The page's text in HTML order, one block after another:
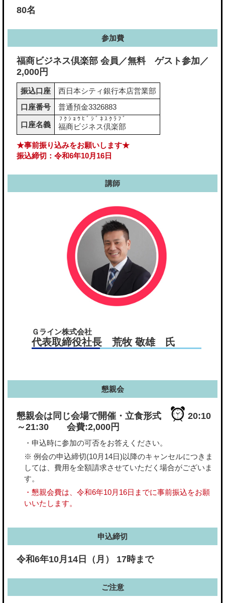
80名
参加費
福商ビジネス倶楽部 会員／無料 ゲスト参加／
2,000円
振込口座
西日本シティ銀行本店営業部
口座番号
普通預金3326883
口座名義 福商ビジネス倶楽部
ﾌｸｼｮｳﾋﾞｼﾞﾈｽｸﾗﾌﾞ
★事前振り込みをお願いします★
振込締切：令和6年10月16日
講師
Ｇライン株式会社
代表取締役社長 荒牧 敬雄 氏
懇親会
懇親会は同じ会場で開催・立食形式
20:10
～21:30 会費:2,000円
・申込時に参加の可否をお答えください。
※ 例会の申込締切(10月14日)以降のキャンセルにつきま
しては、費用を全額請求させていただく場合がございま
す。
・懇親会費は、令和6年10月16日までに事前振込をお願
いいたします。
申込締切
令和6年10月14日（月） 17時まで
ご注意